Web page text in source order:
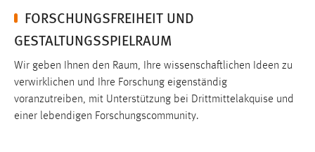
FORSCHUNGSFREIHEIT UND
GESTALTUNGSSPIELRAUM
Wir geben Ihnen den Raum, Ihre wissenschaftlichen Ideen zu
verwirklichen und Ihre Forschung eigenständig
voranzutreiben, mit Unterstützung bei Drittmittelakquise und
einer lebendigen Forschungscommunity.
Login
fe_user, be_user, be_lastLoginProvider
Zweck:
Dieser Cookie ist notwendig um sich an der Website